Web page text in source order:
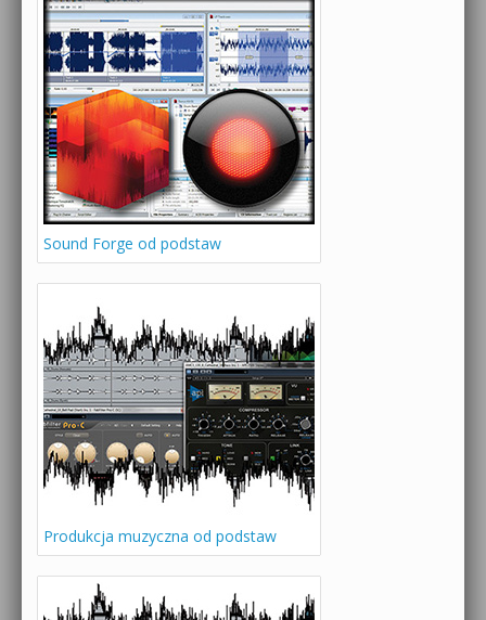
Sound Forge od podstaw
Produkcja muzyczna od podstaw